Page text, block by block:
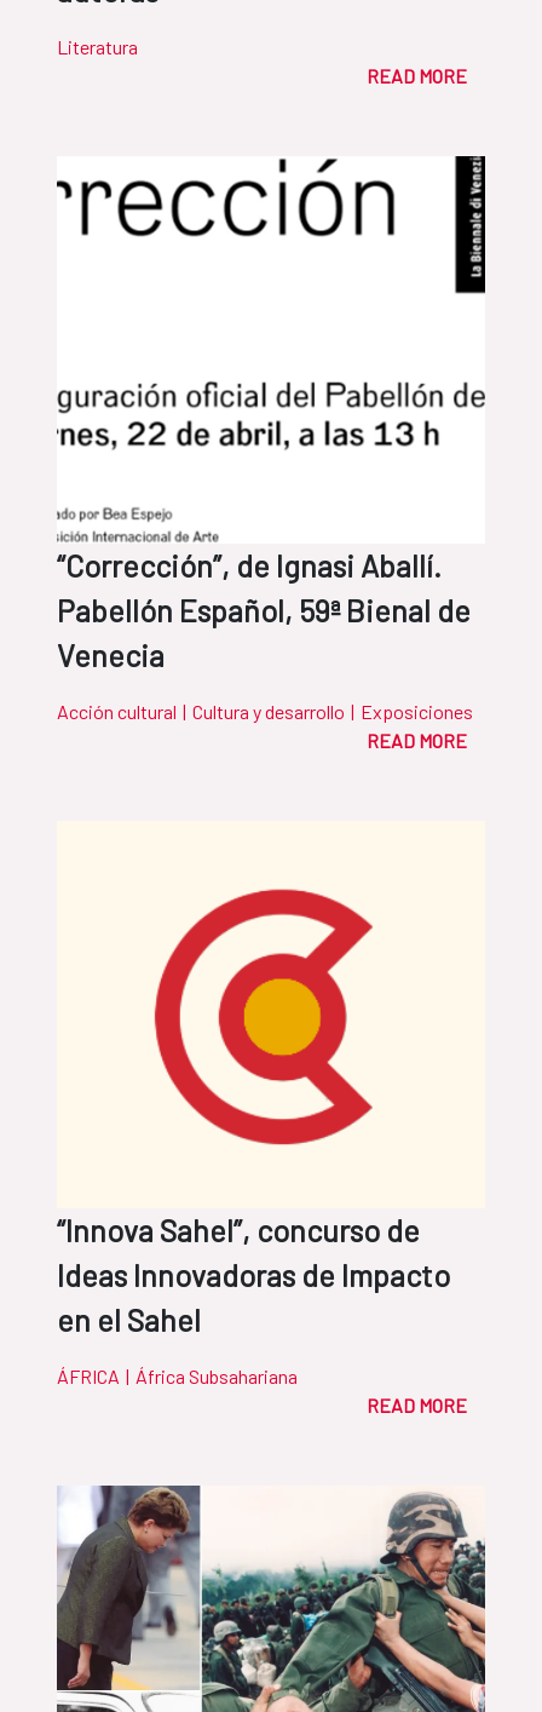
Literatura
READ MORE
“Corrección”, de Ignasi Aballí.
Pabellón Español, 59ª Bienal de
Venecia
Acción cultural | Cultura y desarrollo | Exposiciones
READ MORE
“Innova Sahel”, concurso de
Ideas Innovadoras de Impacto
en el Sahel
ÁFRICA | África Subsahariana
READ MORE